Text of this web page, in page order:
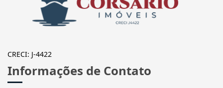
CRECI: J-4422
Informações de Contato